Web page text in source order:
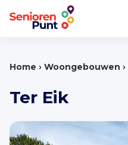
Home › Woongebouwen ›
Ter Eik